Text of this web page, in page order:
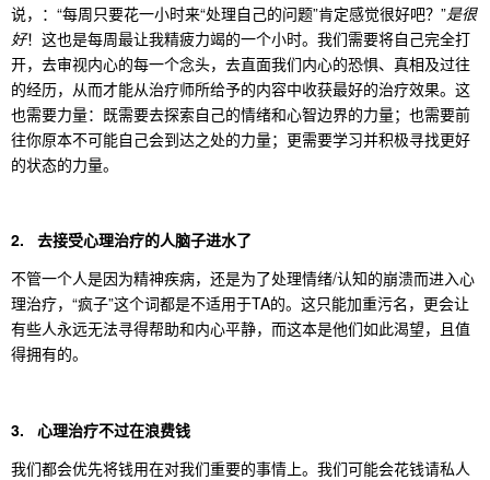
说，：“每周只要花一小时来“处理自己的问题”肯定感觉很好吧？”是很
好！这也是每周最让我精疲力竭的一个小时。我们需要将自己完全打
开，去审视内心的每一个念头，去直面我们内心的恐惧、真相及过往
的经历，从而才能从治疗师所给予的内容中收获最好的治疗效果。这
也需要力量：既需要去探索自己的情绪和心智边界的力量；也需要前
往你原本不可能自己会到达之处的力量；更需要学习并积极寻找更好
的状态的力量。
2. 去接受心理治疗的人脑子进水了
不管一个人是因为精神疾病，还是为了处理情绪/认知的崩溃而进入心
理治疗，“疯子”这个词都是不适用于TA的。这只能加重污名，更会让
有些人永远无法寻得帮助和内心平静，而这本是他们如此渴望，且值
得拥有的。
3. 心理治疗不过在浪费钱
我们都会优先将钱用在对我们重要的事情上。我们可能会花钱请私人